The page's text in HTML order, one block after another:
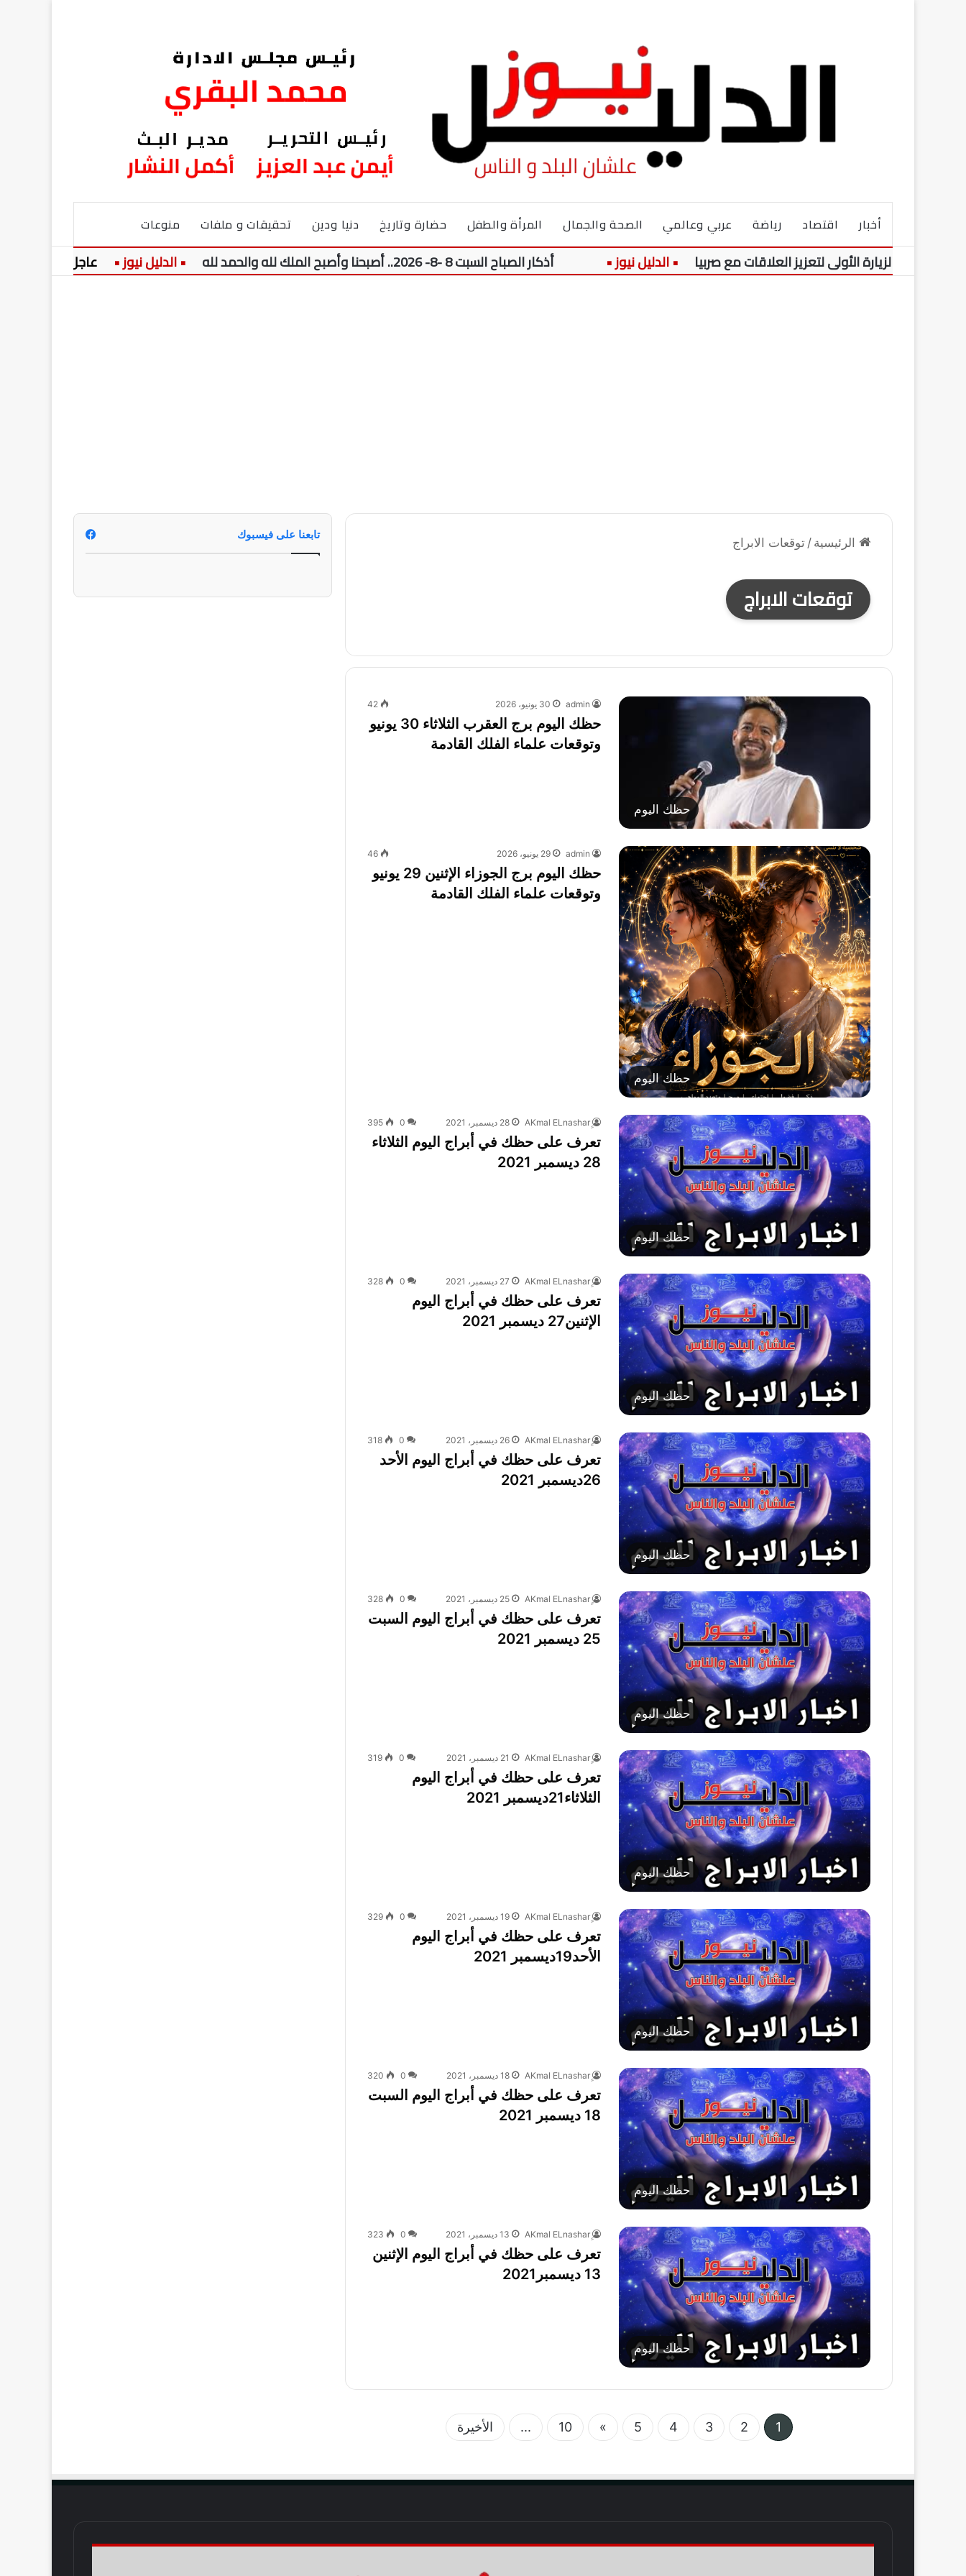
أخبار اقتصاد رياضة عربي وعالمي الصحة والجمال المرأة والطفل حضارة وتاريخ دنيا ودين تحقيقات و ملفات منوعات
الزيارة الأولى لتعزيز العلاقات مع صربيا أذكار الصباح السبت 8 -8- 2026.. أصبحنا وأصبح الملك لله والحمد لله عاجل:
الرئيسية / توقعات الابراج
توقعات الابراج
حظك اليوم
admin 30 يونيو، 2026 42
حظك اليوم برج العقرب الثلاثاء 30 يونيو
وتوقعات علماء الفلك القادمة
حظك اليوم
admin 29 يونيو، 2026 46
حظك اليوم برج الجوزاء الإثنين 29 يونيو
وتوقعات علماء الفلك القادمة
حظك اليوم
28 ديسمبر، 2021 0
395
تعرف على حظك في أبراج اليوم الثلاثاء
28 ديسمبر 2021
حظك اليوم
27 ديسمبر، 2021 0
328
تعرف على حظك في أبراج اليوم
الإثنين27 ديسمبر 2021
حظك اليوم
26 ديسمبر، 2021 0
318
تعرف على حظك في أبراج اليوم الأحد
26ديسمبر 2021
حظك اليوم
25 ديسمبر، 2021 0
328
تعرف على حظك في أبراج اليوم السبت
25 ديسمبر 2021
حظك اليوم
21 ديسمبر، 2021 0
319
تعرف على حظك في أبراج اليوم
الثلاثاء21ديسمبر 2021
حظك اليوم
19 ديسمبر، 2021 0
329
تعرف على حظك في أبراج اليوم
الأحد19ديسمبر 2021
حظك اليوم
18 ديسمبر، 2021 0
320
تعرف على حظك في أبراج اليوم السبت
18 ديسمبر 2021
حظك اليوم
13 ديسمبر، 2021 0
323
تعرف على حظك في أبراج اليوم الإثنين
13 ديسمبر2021
1
2
3
4
5
»
10
... الأخيرة
تابعنا على فيسبوك